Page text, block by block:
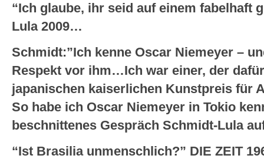
“Ich glaube, ihr seid auf einem fabelhaft
Lula 2009…
Schmidt:”Ich kenne Oscar Niemeyer –
Respekt vor ihm…Ich war einer, der
japanischen kaiserlichen Kunstpreis für
So habe ich Oscar Niemeyer in Tokio
beschnittenes Gespräch Schmidt-Lula
“Ist Brasilia unmenschlich?” DIE ZEIT